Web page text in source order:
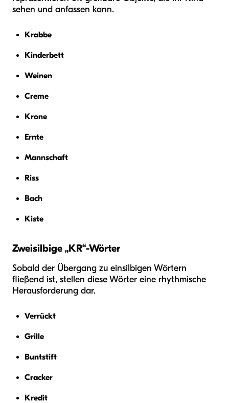
sehen und anfassen kann.
Krabbe
Kinderbett
Weinen
Creme
Krone
Ernte
Mannschaft
Riss
Bach
Kiste
Zweisilbige „KR“-Wörter
Sobald der Übergang zu einsilbigen Wörtern
fließend ist, stellen diese Wörter eine rhythmische
Herausforderung dar.
Verrückt
Grille
Buntstift
Cracker
Kredit